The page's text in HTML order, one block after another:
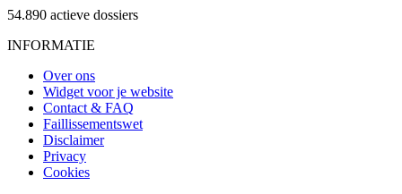
54.890 actieve dossiers
INFORMATIE
Over ons
Widget voor je website
Contact & FAQ
Faillissementswet
Disclaimer
Privacy
Cookies